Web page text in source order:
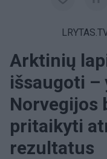
Arktinių
išsaugoti –
Norvegijos
pritaikyti
rezultatus